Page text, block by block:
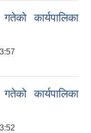
कार्यपालिका
कार्यपालिका